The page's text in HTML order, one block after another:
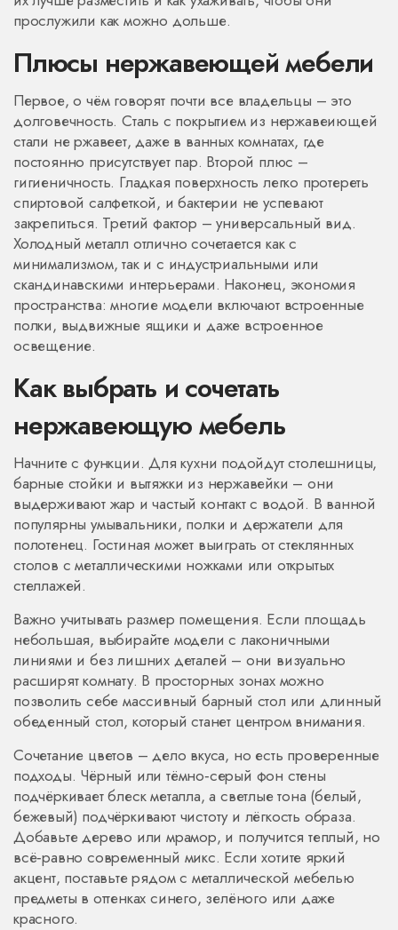
прослужили как можно дольше.
Плюсы нержавеющей мебели
Первое, о чём говорят почти все владельцы – это
долговечность. Сталь с покрытием из нержавеиющей
стали не ржавеет, даже в ванных комнатах, где
постоянно присутствует пар. Второй плюс –
гигиеничность. Гладкая поверхность легко протереть
спиртовой салфеткой, и бактерии не успевают
закрепиться. Третий фактор – универсальный вид.
Холодный металл отлично сочетается как с
минимализмом, так и с индустриальными или
скандинавскими интерьерами. Наконец, экономия
пространства: многие модели включают встроенные
полки, выдвижные ящики и даже встроенное
освещение.
Как выбрать и сочетать
нержавеющую мебель
Начните с функции. Для кухни подойдут столешницы,
барные стойки и вытяжки из нержавейки – они
выдерживают жар и частый контакт с водой. В ванной
популярны умывальники, полки и держатели для
полотенец. Гостиная может выиграть от стеклянных
столов с металлическими ножками или открытых
стеллажей.
Важно учитывать размер помещения. Если площадь
небольшая, выбирайте модели с лаконичными
линиями и без лишних деталей – они визуально
расширят комнату. В просторных зонах можно
позволить себе массивный барный стол или длинный
обеденный стол, который станет центром внимания.
Сочетание цветов – дело вкуса, но есть проверенные
подходы. Чёрный или тёмно‑серый фон стены
подчёркивает блеск металла, а светлые тона (белый,
бежевый) подчёркивают чистоту и лёгкость образа.
Добавьте дерево или мрамор, и получится теплый, но
всё‑равно современный микс. Если хотите яркий
акцент, поставьте рядом с металлической мебелью
предметы в оттенках синего, зелёного или даже
красного.